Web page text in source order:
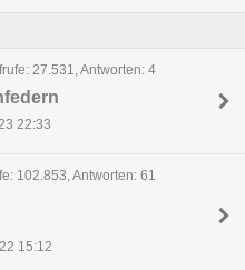
27.531, Antworten: 4
22:33
102.853, Antworten: 61
15:12